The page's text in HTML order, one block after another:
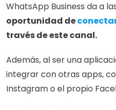
WhatsApp Business da a
oportunidad de
través de este canal.
Además, al ser una
integrar con otras apps,
Instagram o el propio